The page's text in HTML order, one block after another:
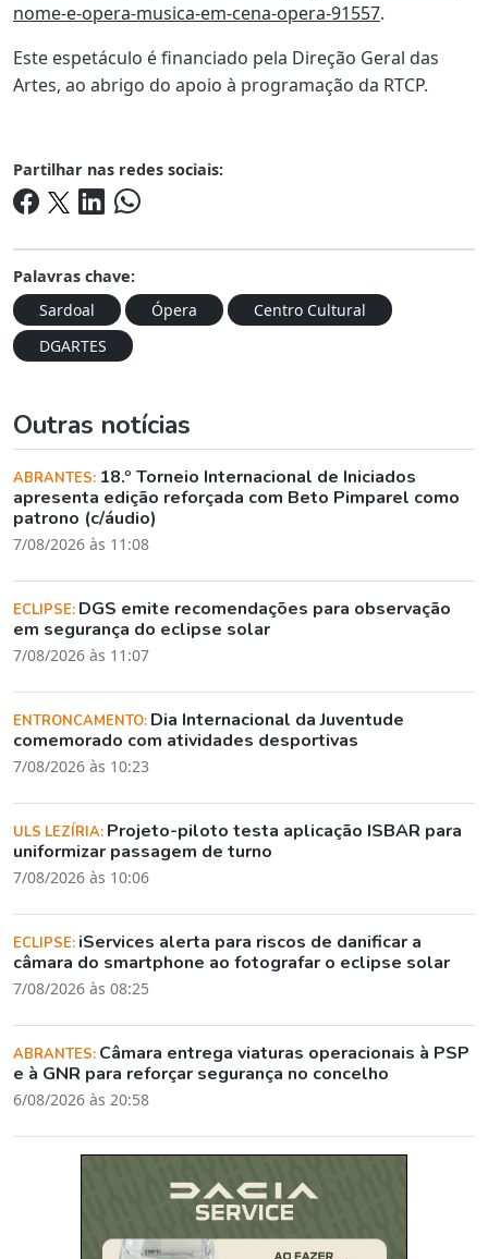
nome-e-opera-musica-em-cena-opera-91557.
Este espetáculo é financiado pela Direção Geral das
Artes, ao abrigo do apoio à programação da RTCP.
Partilhar nas redes sociais:
Palavras chave:
Sardoal
Ópera
Centro Cultural
DGARTES
Outras notícias
ABRANTES: 18.º Torneio Internacional de Iniciados
apresenta edição reforçada com Beto Pimparel como
patrono (c/áudio)
7/08/2026 às 11:08
ECLIPSE: DGS emite recomendações para observação
em segurança do eclipse solar
7/08/2026 às 11:07
ENTRONCAMENTO: Dia Internacional da Juventude
comemorado com atividades desportivas
7/08/2026 às 10:23
ULS LEZÍRIA: Projeto-piloto testa aplicação ISBAR para
uniformizar passagem de turno
7/08/2026 às 10:06
ECLIPSE: iServices alerta para riscos de danificar a
câmara do smartphone ao fotografar o eclipse solar
7/08/2026 às 08:25
ABRANTES: Câmara entrega viaturas operacionais à PSP
e à GNR para reforçar segurança no concelho
6/08/2026 às 20:58